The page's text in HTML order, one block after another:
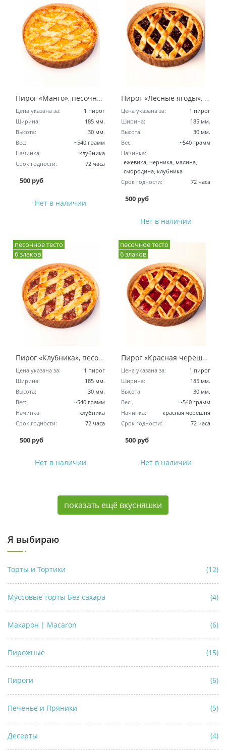
Пирог «Манго», песочное тесто 6 злаков
Цена указана за:
1 пирог
Ширина:
185 мм.
Высота:
30 мм.
Вес:
~540 грамм
Начинка:
клубника
Срок годности:
72 часа
500 руб
Нет в наличии
Пирог «Лесные ягоды», песочное тесто 6 злаков
Цена указана за:
1 пирог
Ширина:
185 мм.
Высота:
30 мм.
Вес:
~540 грамм
Начинка:
ежевика, черника, малина,
смородина, клубника
Срок годности:
72 часа
500 руб
Нет в наличии
песочное тесто
6 злаков
Пирог «Клубника», песочное тесто 6 злаков
Цена указана за:
1 пирог
Ширина:
185 мм.
Высота:
30 мм.
Вес:
~540 грамм
Начинка:
клубника
Срок годности:
72 часа
500 руб
Нет в наличии
песочное тесто
6 злаков
Пирог «Красная черешня», песочное тесто 6 злаков
Цена указана за:
1 пирог
Ширина:
185 мм.
Высота:
30 мм.
Вес:
~540 грамм
Начинка:
красная черешня
Срок годности:
72 часа
500 руб
Нет в наличии
показать ещё вкусняшки
Я выбираю
Торты и Тортики (12)
Муссовые торты Без сахара (4)
Макарон | Macaron (6)
Пирожные (15)
Пироги (6)
Печенье и Пряники (5)
Десерты (4)